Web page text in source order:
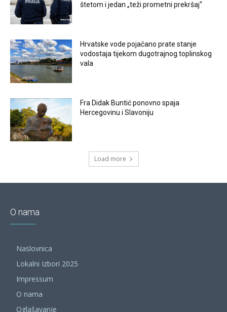
štetom i jedan „teži prometni prekršaj“
Hrvatske vode pojačano prate stanje
vodostaja tijekom dugotrajnog toplinskog
vala
Fra Didak Buntić ponovno spaja
Hercegovinu i Slavoniju
Load more
O nama
Naslovnica
Lokalni Izbori 2025
Impressum
O nama
Oglašavanje